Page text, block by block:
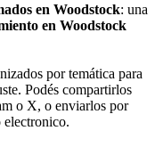
en Woodstock: una
en Woodstock
por temática para
Podés compartirlos
o X, o enviarlos por
electronico.